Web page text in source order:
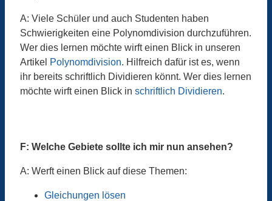
A: Viele Schüler und auch Studenten haben
Schwierigkeiten eine Polynomdivision durchzuführen.
Wer dies lernen möchte wirft einen Blick in unseren
Artikel Polynomdivision. Hilfreich dafür ist es, wenn
ihr bereits schriftlich Dividieren könnt. Wer dies lernen
möchte wirft einen Blick in schriftlich Dividieren.
F: Welche Gebiete sollte ich mir nun ansehen?
A: Werft einen Blick auf diese Themen:
Gleichungen lösen